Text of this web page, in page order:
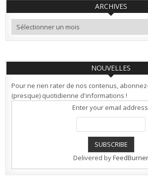
ARCHIVES
Archives
NOUVELLES
Pour ne rien rater de nos contenus,
(presque) quotidienne d'informations !
Enter your email
Delivered byFeedBurner